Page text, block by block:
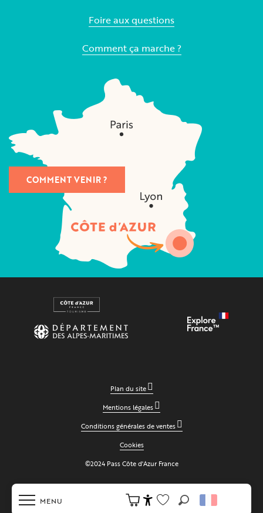
MENU
Foire aux questions
Comment ça marche ?
COMMENT VENIR ?
Plan du site
Mentions légales
Conditions générales de ventes
Cookies
©2024 Pass Côte d'Azur France